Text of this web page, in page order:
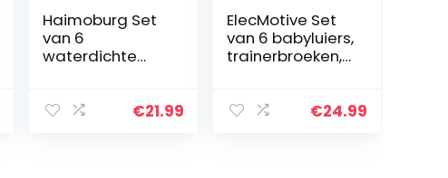
Haimoburg Set
van 6
waterdichte
n ondergoed
€21.99
ElecMotive Set
van 6 babyluiers,
trainerbroeken,
schoon worden
€24.99